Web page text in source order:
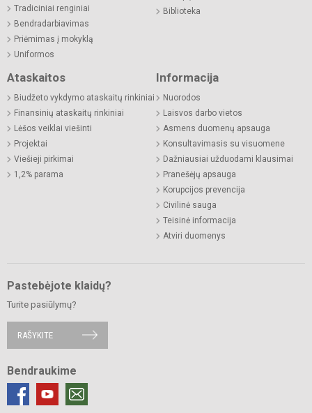
Tradiciniai renginiai
Bendradarbiavimas
Priėmimas į mokyklą
Uniformos
Biblioteka
Ataskaitos
Biudžeto vykdymo ataskaitų rinkiniai
Finansinių ataskaitų rinkiniai
Lėšos veiklai viešinti
Projektai
Viešieji pirkimai
1,2% parama
Informacija
Nuorodos
Laisvos darbo vietos
Asmens duomenų apsauga
Konsultavimasis su visuomene
Dažniausiai užduodami klausimai
Pranešėjų apsauga
Korupcijos prevencija
Civilinė sauga
Teisinė informacija
Atviri duomenys
Pastebėjote klaidų?
Turite pasiūlymų?
RAŠYKITE
Bendraukime